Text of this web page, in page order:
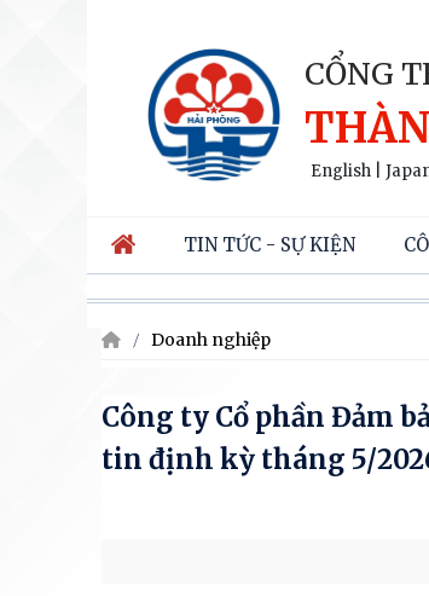
CỔNG
English
TIN TỨC - SỰ KIỆN
Doanh nghiệp
Công ty Cổ phần Đảm
tin định kỳ tháng 5/